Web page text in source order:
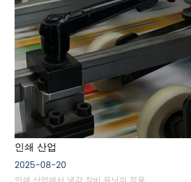
인쇄 산업
2025-08-20